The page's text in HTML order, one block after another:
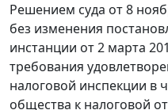
Решением суда от 8
без изменения
инстанции от 2 марта
требования
налоговой инспекции в
общества к налоговой